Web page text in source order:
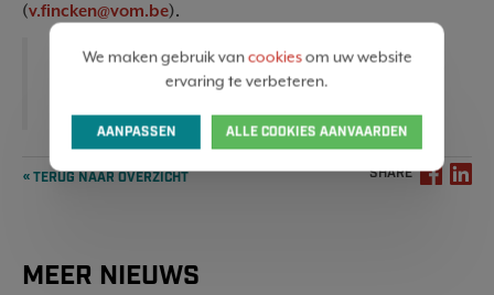
(v.fincken@vom.be).
Samen bouwen we aan een CO₂-tool op
« TERUG NAAR OVERZICHT SHARE
MEER NIEUWS
We maken gebruik vancookiesom uw website
ervaring te verbeteren.
AANPASSEN ALLE COOKIES AANVAARDEN